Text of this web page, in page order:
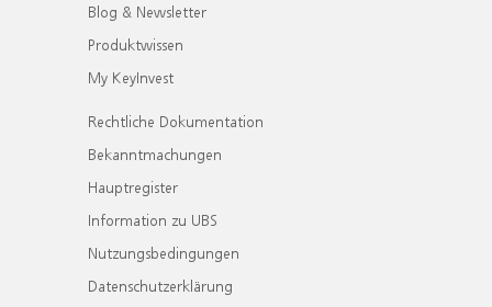
Blog & Newsletter
Produktwissen
My KeyInvest
Rechtliche Dokumentation
Bekanntmachungen
Hauptregister
Information zu UBS
Nutzungsbedingungen
Datenschutzerklärung